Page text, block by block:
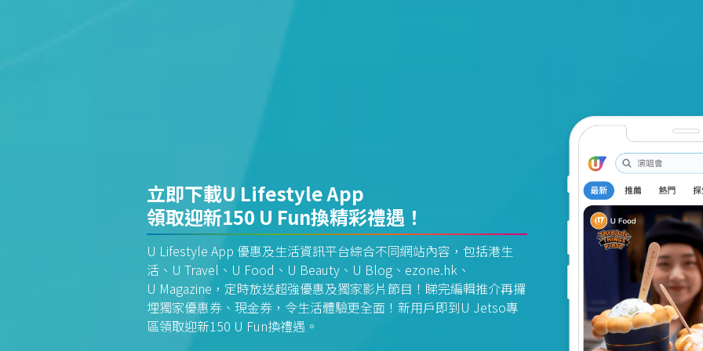
立即下載U Lifestyle App
領取迎新150 U Fun換精彩禮遇！
U Lifestyle App 優惠及生活資訊平台綜合不同網站內容，包括港生
活、U Travel、U Food、U Beauty、U Blog、ezone.hk、
U Magazine，定時放送超強優惠及獨家影片節目！睇完編輯推介再攞
埋獨家優惠券、現金券，令生活體驗更全面！新用戶即到U Jetso專
區領取迎新150 U Fun換禮遇。